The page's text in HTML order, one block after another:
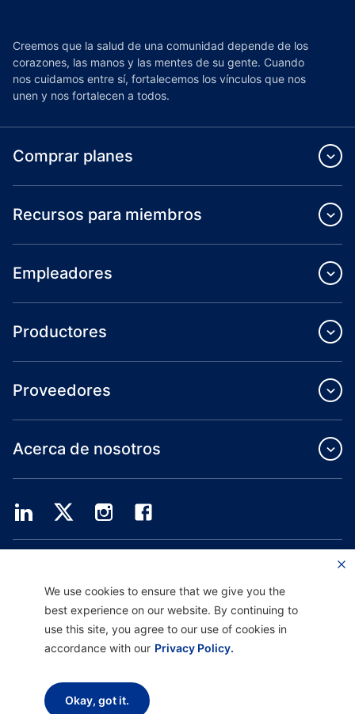
Creemos que la salud de una comunidad depende de los
corazones, las manos y las mentes de su gente. Cuando
nos cuidamos entre sí, fortalecemos los vínculos que nos
unen y nos fortalecen a todos.
Comprar planes
Recursos para miembros
Empleadores
Productores
Proveedores
Acerca de nosotros
Providence Health Assurance es un HMO, HMO-POS y HMO SNP con contratos
depende de la renovación del contrato.
Aviso sobre prácticas de privacidad |
We use cookies to ensure that we give you the
best experience on our website. By continuing to
use this site, you agree to our use of cookies in
accordance with our Privacy Policy.
Okay, got it.